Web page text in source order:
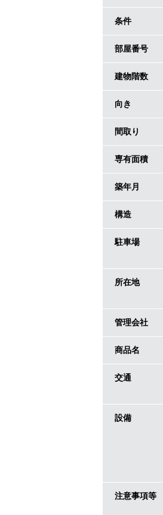
条件
部屋番号
建物階数
向き
間取り
専有面積
築年月
構造
駐車場
所在地
管理会社
商品名
交通
設備
注意事項等